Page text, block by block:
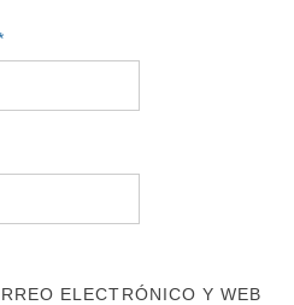
ELECTRÓNICO Y WEB